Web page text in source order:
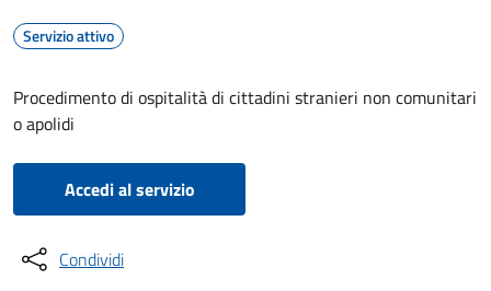
Servizio attivo
Procedimento di ospitalità di cittadini stranieri non comunitari
o apolidi
Accedi al servizio
Condividi